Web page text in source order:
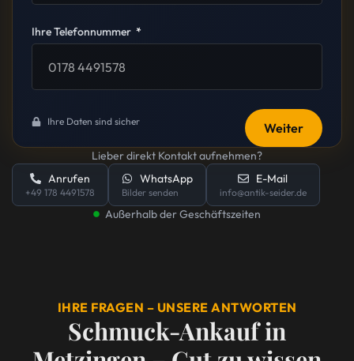
Ihre Telefonnummer
Weiter
Ihre Daten sind sicher
Lieber direkt Kontakt aufnehmen?
Anrufen
+49 178 4491578
WhatsApp
Bilder senden
E-Mail
info@antik-seider.de
Außerhalb der Geschäftszeiten
IHRE FRAGEN – UNSERE ANTWORTEN
Schmuck-Ankauf in